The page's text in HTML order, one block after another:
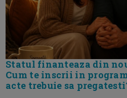
Statul finanteaza din
Cum te inscrii in
acte trebuie sa